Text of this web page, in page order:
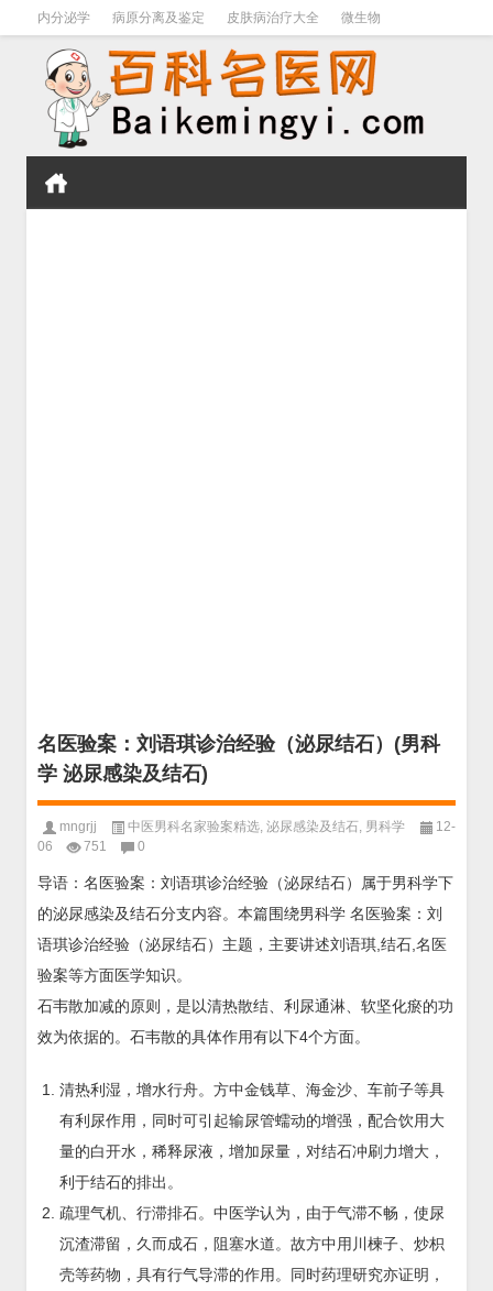
内分泌学 病原分离及鉴定 皮肤病治疗大全 微生物
皮肤病学 男科学 血液病学 心血管 口腔医学
名医验案：刘语琪诊治经验（泌尿结石）(男科
学 泌尿感染及结石)
mngrjj 中医男科名家验案精选, 泌尿感染及结石, 男科学
12-
06
751 0
导语：名医验案：刘语琪诊治经验（泌尿结石）属于男科学下
的泌尿感染及结石分支内容。本篇围绕男科学 名医验案：刘
语琪诊治经验（泌尿结石）主题，主要讲述刘语琪,结石,名医
验案等方面医学知识。
石韦散加减的原则，是以清热散结、利尿通淋、软坚化瘀的功
效为依据的。石韦散的具体作用有以下4个方面。
清热利湿，增水行舟。方中金钱草、海金沙、车前子等具
有利尿作用，同时可引起输尿管蠕动的增强，配合饮用大
量的白开水，稀释尿液，增加尿量，对结石冲刷力增大，
利于结石的排出。
疏理气机、行滞排石。中医学认为，由于气滞不畅，使尿
沉渣滞留，久而成石，阻塞水道。故方中用川楝子、炒枳
壳等药物，具有行气导滞的作用。同时药理研究亦证明，